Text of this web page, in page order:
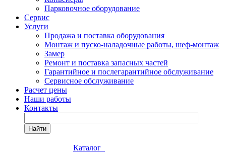
Парковочное оборудование
Сервис
Услуги
Продажа и поставка оборудования
Монтаж и пуско-наладочные работы, шеф-монтаж
Замер
Ремонт и поставка запасных частей
Гарантийное и послегарантийное обслуживание
Сервисное обслуживание
Расчет цены
Наши работы
Контакты
Найти
Каталог